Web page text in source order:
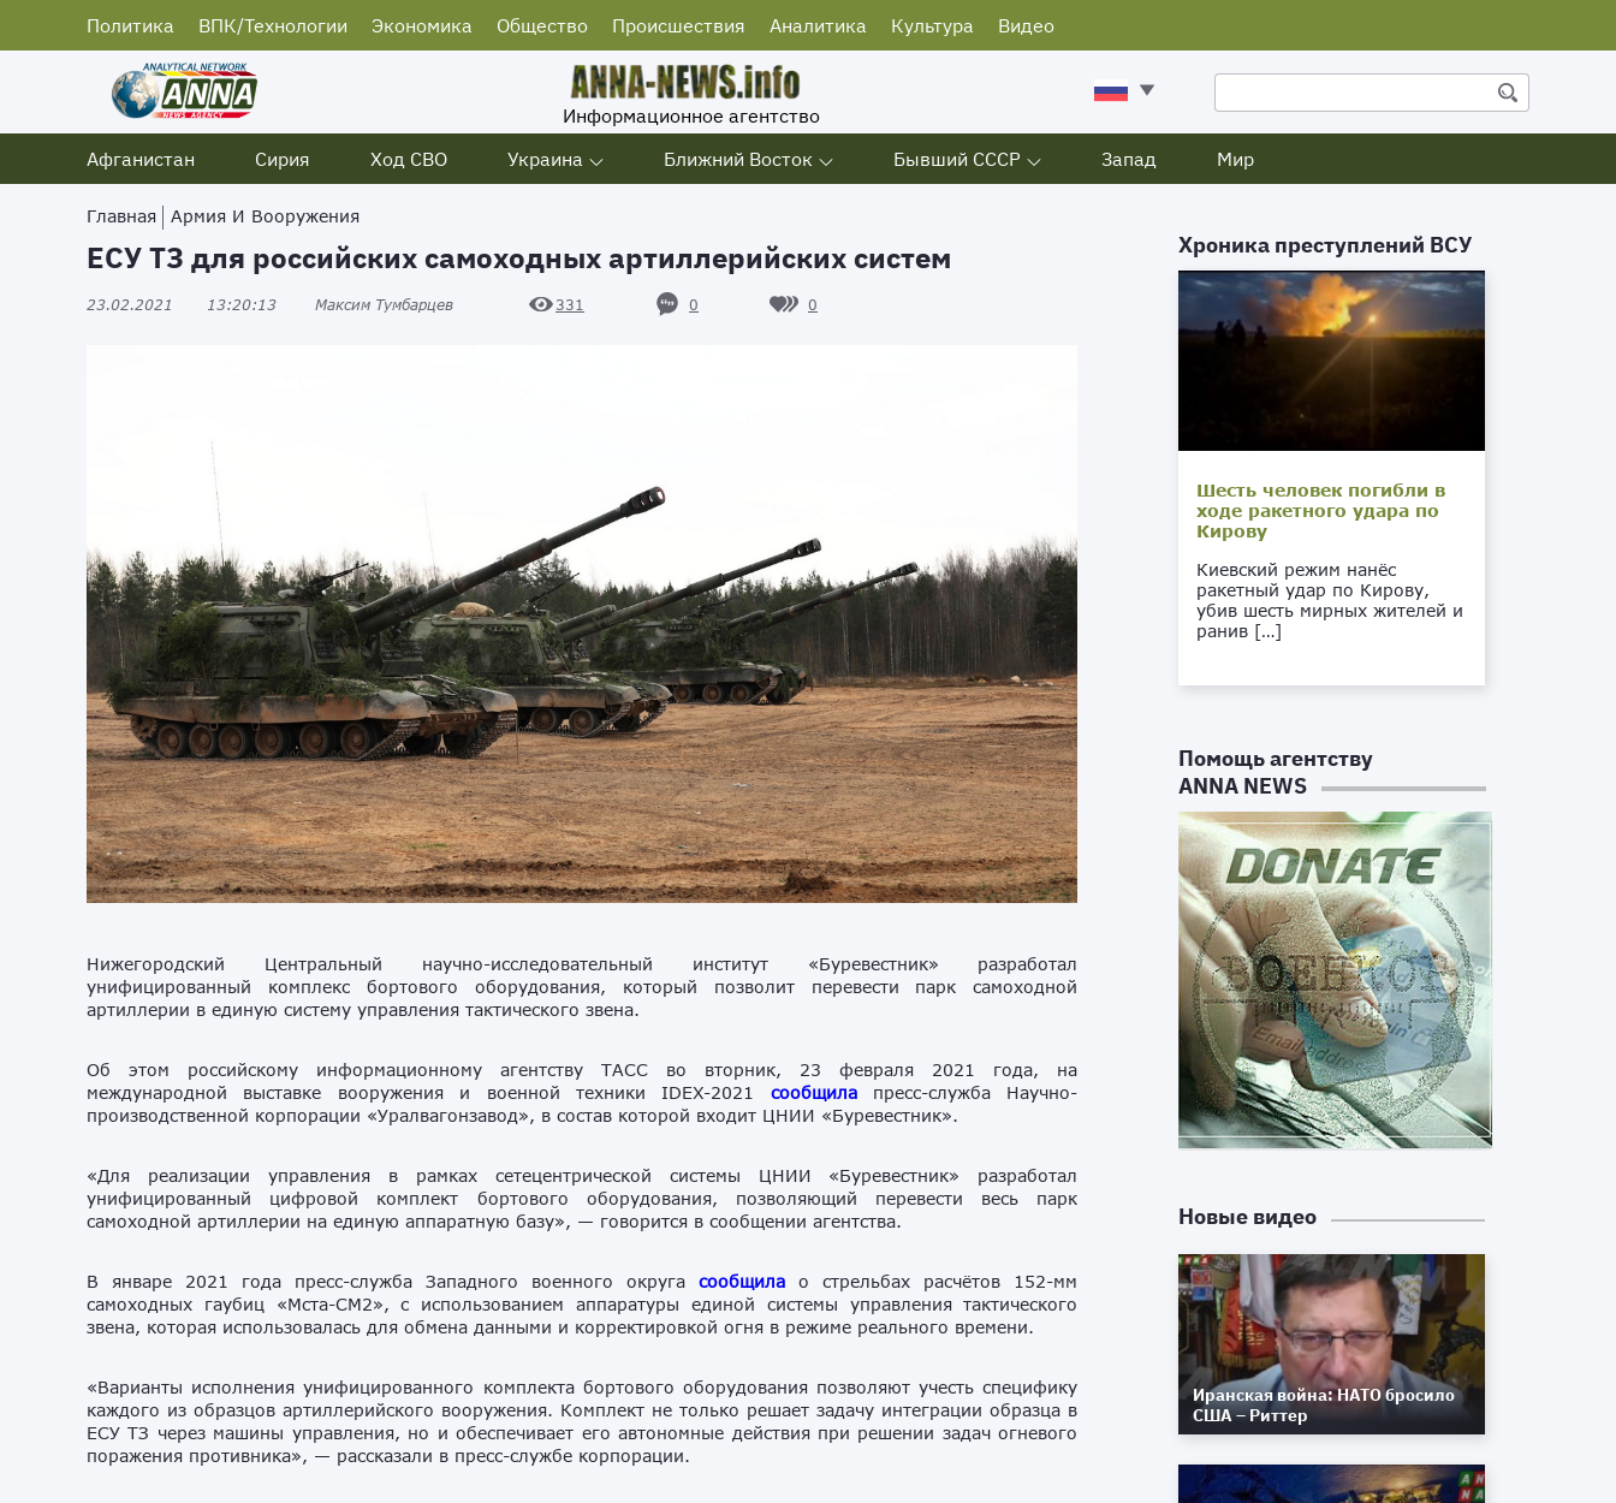
Политика ВПК/Технологии Экономика Общество Происшествия Аналитика Культура Видео
Информационное агентство
Афганистан
Сирия Ход СВО Украина Ближний Восток Бывший СССР Запад Мир
Главная Армия И Вооружения
ЕСУ ТЗ для российских самоходных артиллерийских систем
23.02.2021 13:20:13 Максим Тумбарцев 331 0 0
Нижегородский Центральный научно-исследовательный институт «Буревестник» разработал
унифицированный комплекс бортового оборудования, который позволит перевести парк самоходной
артиллерии в единую систему управления тактического звена.
Об этом российскому информационному агентству ТАСС во вторник, 23 февраля 2021 года, на
международной выставке вооружения и военной техники IDEX-2021 сообщилапресс-служба Научно-
производственной корпорации «Уралвагонзавод», в состав которой входит ЦНИИ «Буревестник».
«Для реализации управления в рамках сетецентрической системы ЦНИИ «Буревестник» разработал
унифицированный цифровой комплект бортового оборудования, позволяющий перевести весь парк
самоходной артиллерии на единую аппаратную базу», — говорится в сообщении агентства.
В январе 2021 года пресс-служба Западного военного округасообщила о стрельбах расчётов 152-мм
самоходных гаубиц «Мста-СМ2», с использованием аппаратуры единой системы управления тактического
звена, которая использовалась для обмена данными и корректировкой огня в режиме реального времени.
«Варианты исполнения унифицированного комплекта бортового оборудования позволяют учесть специфику
каждого из образцов артиллерийского вооружения. Комплект не только решает задачу интеграции образца в
ЕСУ ТЗ через машины управления, но и обеспечивает его автономные действия при решении задач огневого
поражения противника», — рассказали в пресс-службе корпорации.
Хроника преступлений ВСУ
Шесть человек погибли в
ходе ракетного удара по
Кирову
Киевский режим нанёс
ракетный удар по Кирову,
убив шесть мирных жителей и
ранив […]
Помощь агентству
ANNA NEWS
Новые видео
Иранская война: НАТО бросило
США – Риттер